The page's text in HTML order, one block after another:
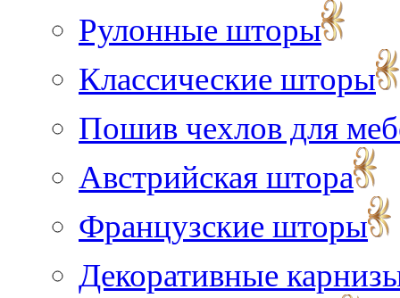
Рулонные шторы
Классические шторы
Пошив чехлов для
Австрийская штора
Французские шторы
Декоративные